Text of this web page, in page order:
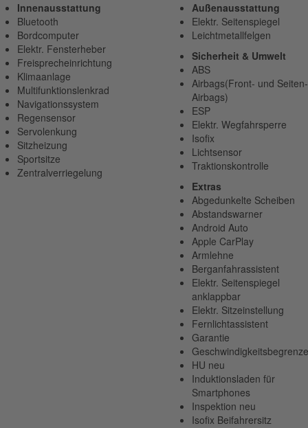
Innenausstattung
Bluetooth
Bordcomputer
Elektr. Fensterheber
Freisprecheinrichtung
Klimaanlage
Multifunktionslenkrad
Navigationssystem
Regensensor
Servolenkung
Sitzheizung
Sportsitze
Zentralverriegelung
Außenausstattung
Elektr. Seitenspiegel
Leichtmetallfelgen
Sicherheit & Umwelt
ABS
Airbags(Front- und Seiten-
Airbags)
ESP
Elektr. Wegfahrsperre
Isofix
Lichtsensor
Traktionskontrolle
Extras
Abgedunkelte Scheiben
Abstandswarner
Android Auto
Apple CarPlay
Armlehne
Berganfahrassistent
Elektr. Seitenspiegel
anklappbar
Elektr. Sitzeinstellung
Fernlichtassistent
Garantie
HU neu
Induktionsladen für
Smartphones
Inspektion neu
Isofix Beifahrersitz